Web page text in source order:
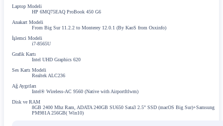
Laptop Modeli
HP 6MQ75EAQ ProBook 450 G6
Anakart Modeli
From Big Sur 11.2.2 to Monterey 12.0.1 (By KaoS from Osxinfo)
İşlemci Modeli
i7-8565U
Grafik Kartı
Intel UHD Graphics 620
Ses Kartı Modeli
Realtek ALC236
Ağ Aygıtları
Intel® Wireless-AC 9560 (Native with AirportItlwm)
Disk ve RAM
8GB 2400 Mhz Ram, ADATA 240GB SU650 Sata3 2.5" SSD (macOS Big Sur)+Samsung
PM981A 256GB( Win10)